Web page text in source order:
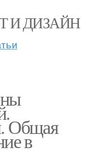
И ДИЗАЙН
Общая
в